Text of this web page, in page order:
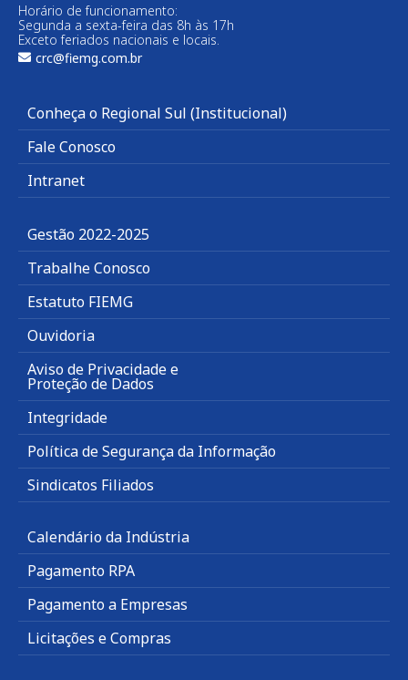
Horário de funcionamento:
Segunda a sexta-feira das 8h às 17h
Exceto feriados nacionais e locais.
crc@fiemg.com.br
Conheça o Regional Sul (Institucional)
Fale Conosco
Intranet
Gestão 2022-2025
Trabalhe Conosco
Estatuto FIEMG
Ouvidoria
Aviso de Privacidade e
Proteção de Dados
Integridade
Política de Segurança da Informação
Sindicatos Filiados
Calendário da Indústria
Pagamento RPA
Pagamento a Empresas
Licitações e Compras